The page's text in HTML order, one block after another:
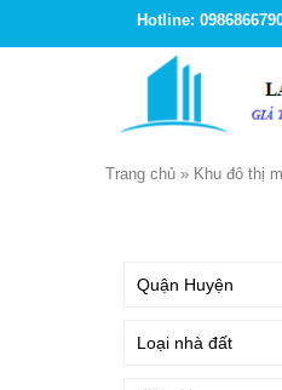
Hotline:
Trang chủ » Khu đô thị